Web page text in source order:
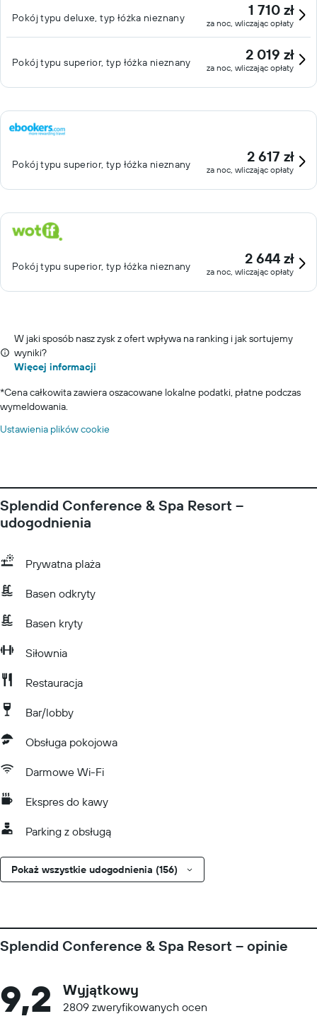
Pokój typu deluxe, typ łóżka nieznany 1 710 zł
za noc, wliczając opłaty
Pokój typu superior, typ łóżka nieznany 2 019 zł
za noc, wliczając opłaty
Pokój typu superior, typ łóżka nieznany 2 617 zł
za noc, wliczając opłaty
Pokój typu superior, typ łóżka nieznany 2 644 zł
za noc, wliczając opłaty
W jaki sposób nasz zysk z ofert wpływa na ranking i jak sortujemy
wyniki?
Więcej informacji
*Cena całkowita zawiera oszacowane lokalne podatki, płatne podczas
wymeldowania.
Ustawienia plików cookie
Splendid Conference & Spa Resort –
udogodnienia
Prywatna plaża
Basen odkryty
Basen kryty
Siłownia
Restauracja
Bar/lobby
Obsługa pokojowa
Darmowe Wi-Fi
Ekspres do kawy
Parking z obsługą
Pokaż wszystkie udogodnienia (156)
Splendid Conference & Spa Resort – opinie
9,2 Wyjątkowy
2809 zweryfikowanych ocen